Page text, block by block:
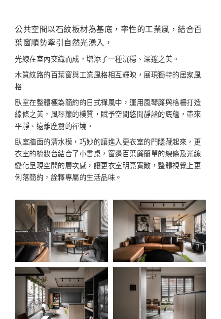
公共空間以石紋板材為基底，率性的工業風，結合百
葉窗順勢牽引自然光湧入，
光線在室內交織而成，增添了一種沉穩、深邃之美。
木質紋路的百葉窗與工業風格相互輝映，展現獨特的居家風
格
臥室在整體極為簡約的日式禪風中，運用風琴簾與格柵打造
線條之美，風琴簾的樸質，賦予空間悠閒靜謐的底蘊，帶來
平靜、遠離塵囂的禪境。
臥室牆面的清水模，巧妙的讓進入更衣室的門隱藏起來，更
衣室的梳妝台結合了小書桌，窗邊百葉簾簡單的線條及光線
變化呈現空間的層次感，讓更衣室明亮寬敞，整體視覺上更
俐落簡約，詮釋專屬的生活品味。